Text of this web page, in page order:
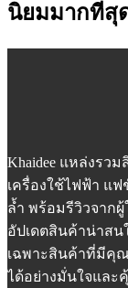
นิยมมากที่สุ
Khaidee แหล่งรว
เครื่องใช้ไฟฟ้า แ
ล้ำ พร้อมรีวิวจาก
อัปเดตสินค้าน่าสน
เฉพาะสินค้าที่มีคุ
ได้อย่างมั่นใจและ